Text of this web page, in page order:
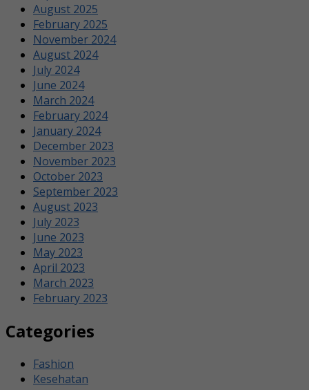
August 2025
February 2025
November 2024
August 2024
July 2024
June 2024
March 2024
February 2024
January 2024
December 2023
November 2023
October 2023
September 2023
August 2023
July 2023
June 2023
May 2023
April 2023
March 2023
February 2023
Categories
Fashion
Kesehatan